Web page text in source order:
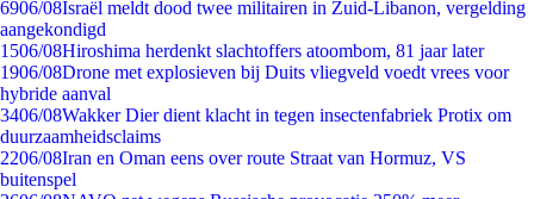
6906/08Israël meldt dood twee militairen in Zuid-Libanon, vergelding
aangekondigd
1506/08Hiroshima herdenkt slachtoffers atoombom, 81 jaar later
1906/08Drone met explosieven bij Duits vliegveld voedt vrees voor
hybride aanval
3406/08Wakker Dier dient klacht in tegen insectenfabriek Protix om
duurzaamheidsclaims
2206/08Iran en Oman eens over route Straat van Hormuz, VS
buitenspel